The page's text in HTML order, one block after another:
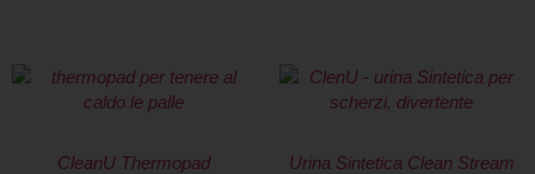
CleanU Thermopad Urina Sintetica Clean Stream